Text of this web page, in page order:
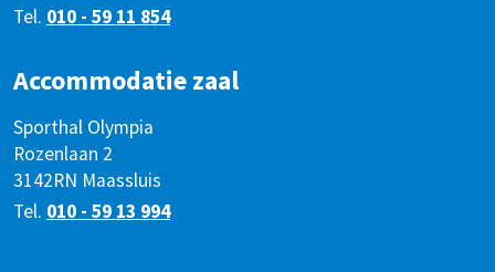
Tel. 010 - 59 11 854
Accommodatie zaal
Sporthal Olympia
Rozenlaan 2
3142RN Maassluis
Tel. 010 - 59 13 994